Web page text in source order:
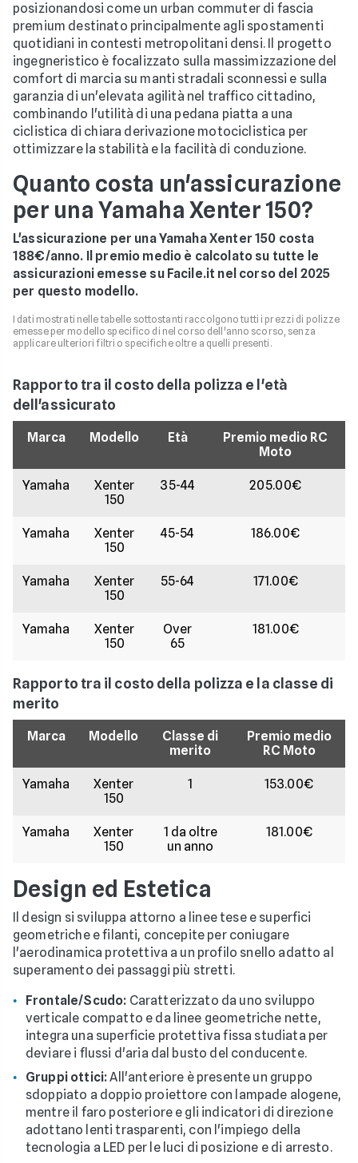
posizionandosi come un urban commuter di fascia
premium destinato principalmente agli spostamenti
quotidiani in contesti metropolitani densi. Il progetto
ingegneristico è focalizzato sulla massimizzazione del
comfort di marcia su manti stradali sconnessi e sulla
garanzia di un'elevata agilità nel traffico cittadino,
combinando l'utilità di una pedana piatta a una
ciclistica di chiara derivazione motociclistica per
ottimizzare la stabilità e la facilità di conduzione.
Quanto costa un'assicurazione
per una Yamaha Xenter 150?
L'assicurazione per una Yamaha Xenter 150 costa
188€/anno. Il premio medio è calcolato su tutte le
assicurazioni emesse su Facile.it nel corso del 2025
per questo modello.
I dati mostrati nelle tabelle sottostanti raccolgono tutti i prezzi di polizze
emesse per modello specifico di nel corso dell'anno scorso, senza
applicare ulteriori filtri o specifiche oltre a quelli presenti.
Rapporto tra il costo della polizza e l'età
dell'assicurato
Marca Modello Età
Premio medio RC
Moto
Yamaha
Xenter
150
35-44 205.00€
Yamaha
Xenter
150
45-54 186.00€
Yamaha
Xenter
150
55-64 171.00€
Yamaha
Xenter
150
Over
65
181.00€
Rapporto tra il costo della polizza e la classe di
merito
Marca Modello
Classe di
merito
Premio medio
RC Moto
Yamaha
Xenter
150
1 153.00€
Yamaha
Xenter
150
1 da oltre
un anno
181.00€
Design ed Estetica
Il design si sviluppa attorno a linee tese e superfici
geometriche e filanti, concepite per coniugare
l'aerodinamica protettiva a un profilo snello adatto al
superamento dei passaggi più stretti.
Frontale/Scudo: Caratterizzato da uno sviluppo
verticale compatto e da linee geometriche nette,
integra una superficie protettiva fissa studiata per
deviare i flussi d'aria dal busto del conducente.
Gruppi ottici:All'anteriore è presente un gruppo
sdoppiato a doppio proiettore con lampade alogene,
mentre il faro posteriore e gli indicatori di direzione
adottano lenti trasparenti, con l'impiego della
tecnologia a LED per le luci di posizione e di arresto.